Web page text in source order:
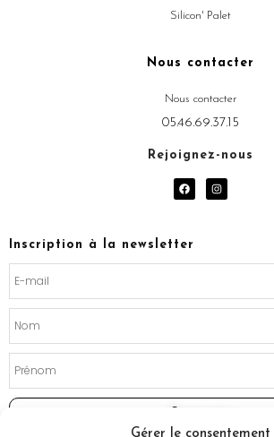
Gérer le consentement
Silicon' Palet
Nous contacter
Nous contacter
05.46.69.37.15
Rejoignez-nous
F
a
o
I
n
Inscription à la newsletter